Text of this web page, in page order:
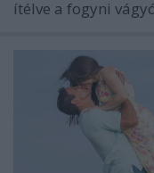
ítélve a fogyni